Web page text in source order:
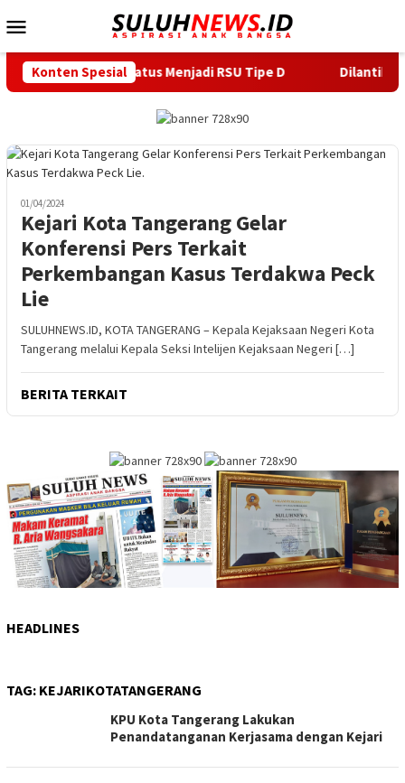
ke
Mobile
Konten Spesial
Naik Status Menjadi RSU Tipe D Dilantik Wabup
01/04/2024
Kejari Kota Tangerang Gelar
Konferensi Pers Terkait
Perkembangan Kasus Terdakwa Peck
Lie
SULUHNEWS.ID, KOTA TANGERANG – Kepala Kejaksaan Negeri Kota
Tangerang melalui Kepala Seksi Intelijen Kejaksaan Negeri […]
BERITA TERKAIT
HEADLINES
TAG: KEJARIKOTATANGERANG
KPU Kota Tangerang Lakukan
Penandatanganan Kerjasama dengan Kejari